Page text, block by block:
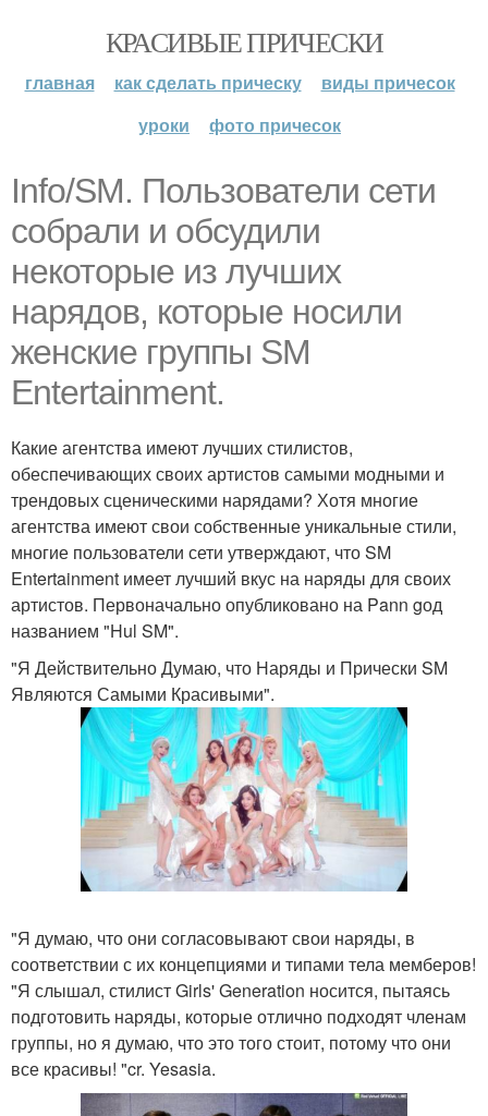
КРАСИВЫЕ ПРИЧЕСКИ
главная как сделать прическу
виды причесок
уроки
фото причесок
Info/SM. Пользователи сети
собрали и обсудили
некоторые из лучших
нарядов, которые носили
женские группы SM
Entertainment.
Какие агентства имеют лучших стилистов,
обеспечивающих своих артистов самыми модными и
трендовых сценическими нарядами? Хотя многие
агентства имеют свои собственные уникальные стили,
многие пользователи сети утверждают, что SM
Entertainment имеет лучший вкус на наряды для своих
артистов. Первоначально опубликовано на Pann gод
названием "Hul SM".
"Я Действительно Думаю, что Наряды и Прически SM
Являются Самыми Красивыми".
"Я думаю, что они согласовывают свои наряды, в
соответствии с их концепциями и типами тела мемберов!
"Я слышал, стилист Girls' Generation носится, пытаясь
подготовить наряды, которые отлично подходят членам
группы, но я думаю, что это того стоит, потому что они
все красивы! "cr. Yesasia.